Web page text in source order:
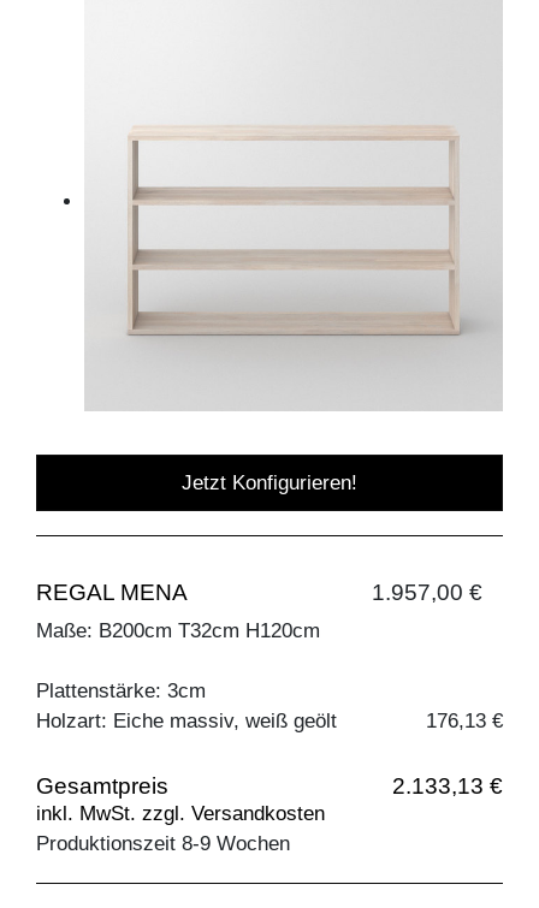
Jetzt Konfigurieren!
REGAL MENA 1.957,00 €
Maße: B200cm T32cm H120cm
Plattenstärke: 3cm
Holzart: Eiche massiv, weiß geölt
176,13 €
Gesamtpreis 2.133,13 €
inkl. MwSt. zzgl. Versandkosten
Produktionszeit 8-9 Wochen